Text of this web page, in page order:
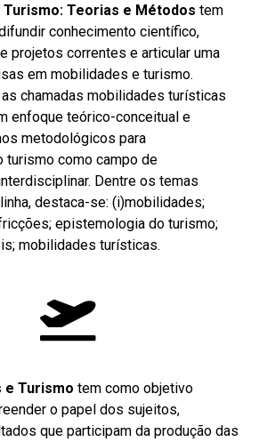
Turismo: Teorias e Métodos tem
conhecimento científico,
projetos correntes e articular uma
em mobilidades e turismo.
chamadas mobilidades turísticas
enfoque teórico-conceitual e
metodológicos para
turismo como campo de
Dentre os temas
destaca-se: (i)mobilidades;
epistemologia do turismo;
mobilidades turísticas.
e Turismo tem como objetivo
o papel dos sujeitos,
que participam da produção das